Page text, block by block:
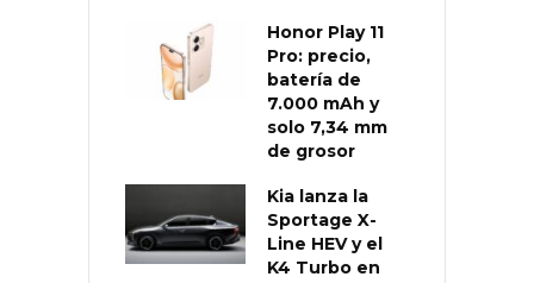
Honor Play 11
Pro: precio,
batería de
7.000 mAh y
solo 7,34 mm
de grosor
Kia lanza la
Sportage X-
Line HEV y el
K4 Turbo en